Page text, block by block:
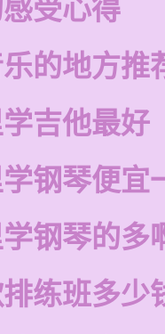
受心得
的地方推
吉他最好
钢琴便宜
钢琴的多
练班多少